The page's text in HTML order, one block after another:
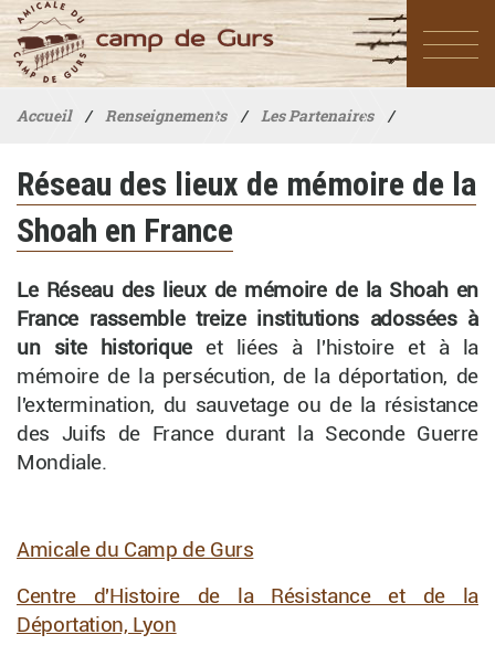
Accueil / Renseignements / Les Partenaires /
Réseau des lieux de mémoire de la Shoah en France
Réseau des lieux de mémoire de la
Shoah en France
Le Réseau des lieux de mémoire de la Shoah en
France rassemble treize institutions adossées à
un site historiqueet liées à l'histoire et à la
mémoire de la persécution, de la déportation, de
l'extermination, du sauvetage ou de la résistance
des Juifs de France durant la Seconde Guerre
Mondiale.
Amicale du Camp de Gurs
Centre d'Histoire de la Résistance et de la
Déportation, Lyon